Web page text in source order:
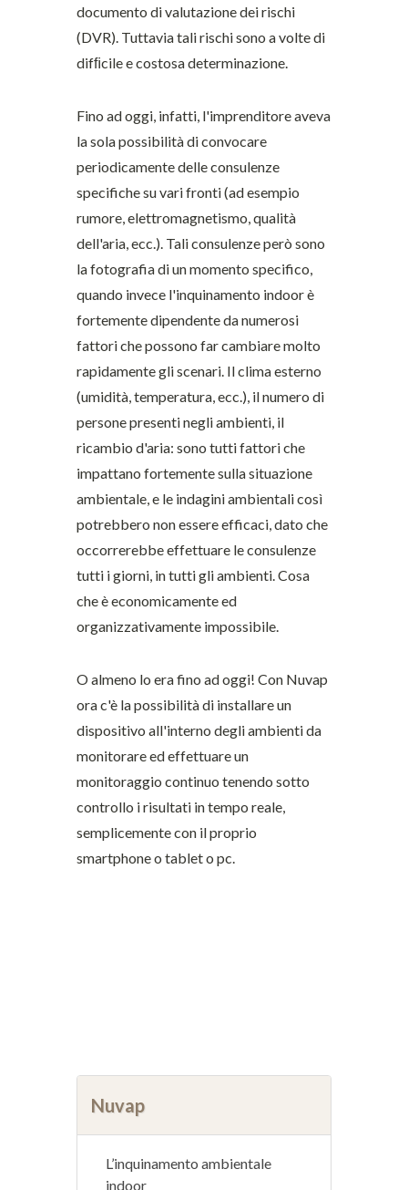
documento di valutazione dei rischi
(DVR). Tuttavia tali rischi sono a volte di
difﬁcile e costosa determinazione.
Fino ad oggi, infatti, l'imprenditore aveva
la sola possibilità di convocare
periodicamente delle consulenze
specifiche su vari fronti (ad esempio
rumore, elettromagnetismo, qualità
dell'aria, ecc.). Tali consulenze però sono
la fotografia di un momento specifico,
quando invece l'inquinamento indoor è
fortemente dipendente da numerosi
fattori che possono far cambiare molto
rapidamente gli scenari. Il clima esterno
(umidità, temperatura, ecc.), il numero di
persone presenti negli ambienti, il
ricambio d'aria: sono tutti fattori che
impattano fortemente sulla situazione
ambientale, e le indagini ambientali così
potrebbero non essere efficaci, dato che
occorrerebbe effettuare le consulenze
tutti i giorni, in tutti gli ambienti. Cosa
che è economicamente ed
organizzativamente impossibile.
O almeno lo era fino ad oggi! Con Nuvap
ora c'è la possibilità di installare un
dispositivo all'interno degli ambienti da
monitorare ed effettuare un
monitoraggio continuo tenendo sotto
controllo i risultati in tempo reale,
semplicemente con il proprio
smartphone o tablet o pc.
Nuvap
L’inquinamento ambientale
indoor